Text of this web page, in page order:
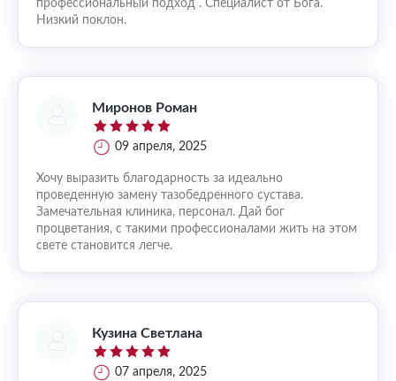
профессиональный подход . Специалист от Бога.
Низкий поклон.
Миронов Роман
09 апреля, 2025
Хочу выразить благодарность за идеально
проведенную замену тазобедренного сустава.
Замечательная клиника, персонал. Дай бог
процветания, с такими профессионалами жить на этом
свете становится легче.
Кузина Светлана
07 апреля, 2025